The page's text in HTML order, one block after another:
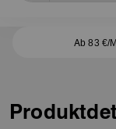
Ab 83 €/